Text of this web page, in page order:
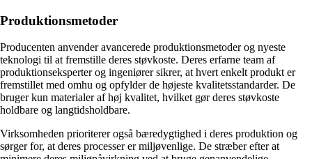
Produktionsmetoder
Producenten anvender avancerede produktionsmetoder og nyeste
teknologi til at fremstille deres støvkoste. Deres erfarne team af
produktionseksperter og ingeniører sikrer, at hvert enkelt produkt er
fremstillet med omhu og opfylder de højeste kvalitetsstandarder. De
bruger kun materialer af høj kvalitet, hvilket gør deres støvkoste
holdbare og langtidsholdbare.
Virksomheden prioriterer også bæredygtighed i deres produktion og
sørger for, at deres processer er miljøvenlige. De stræber efter at